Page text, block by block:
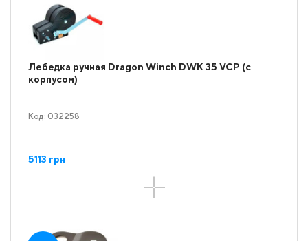
Лебедка ручная Dragon Winch DWK 35 VCP (с
корпусом)
Код: 032258
5113 грн